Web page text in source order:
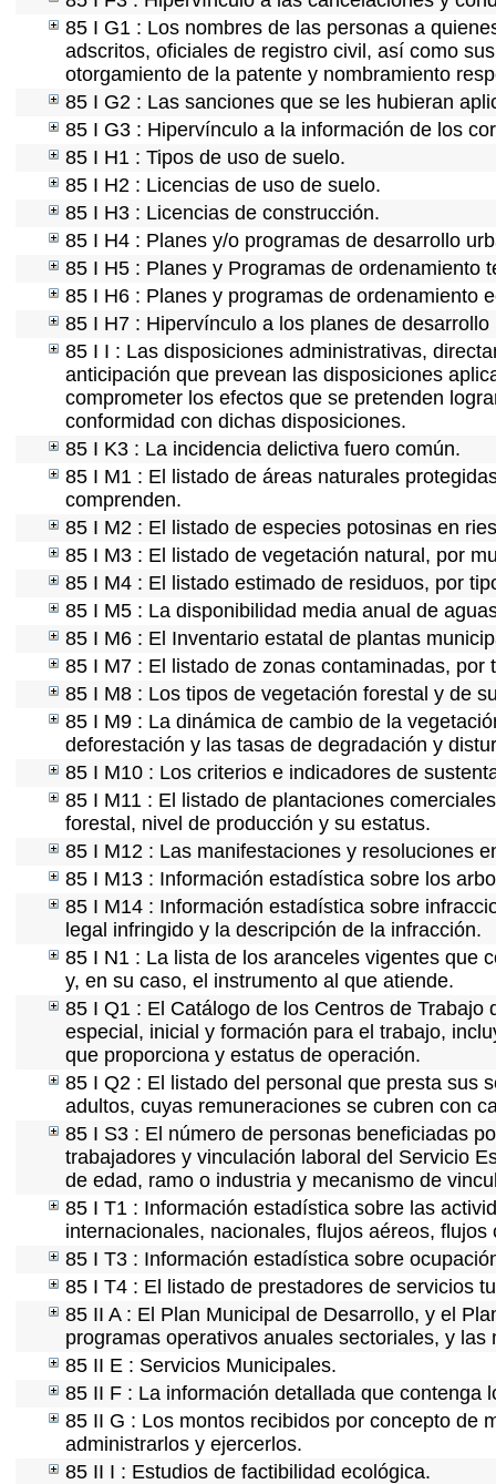
85 I G1 : Los nombres de las personas a
adscritos, oficiales de registro civil, así como
otorgamiento de la patente y nombramiento
85 I G2 : Las sanciones que se les hubieran
85 I G3 : Hipervínculo a la información de los
85 I H1 : Tipos de uso de suelo.
85 I H2 : Licencias de uso de suelo.
85 I H3 : Licencias de construcción.
85 I H4 : Planes y/o programas de desarrollo
85 I H5 : Planes y Programas de ordenamiento
85 I H6 : Planes y programas de ordenamiento
85 I H7 : Hipervínculo a los planes de desarrollo
85 I I : Las disposiciones administrativas,
anticipación que prevean las disposiciones
comprometer los efectos que se pretenden
conformidad con dichas disposiciones.
85 I K3 : La incidencia delictiva fuero común.
85 I M1 : El listado de áreas naturales
comprenden.
85 I M2 : El listado de especies potosinas en
85 I M3 : El listado de vegetación natural, por
85 I M4 : El listado estimado de residuos, por
85 I M5 : La disponibilidad media anual de
85 I M6 : El Inventario estatal de plantas
85 I M7 : El listado de zonas contaminadas,
85 I M8 : Los tipos de vegetación forestal y de
85 I M9 : La dinámica de cambio de la
deforestación y las tasas de degradación y
85 I M10 : Los criterios e indicadores de
85 I M11 : El listado de plantaciones
forestal, nivel de producción y su estatus.
85 I M12 : Las manifestaciones y resoluciones
85 I M13 : Información estadística sobre los
85 I M14 : Información estadística sobre
legal infringido y la descripción de la infracción.
85 I N1 : La lista de los aranceles vigentes que
y, en su caso, el instrumento al que atiende.
85 I Q1 : El Catálogo de los Centros de
especial, inicial y formación para el trabajo,
que proporciona y estatus de operación.
85 I Q2 : El listado del personal que presta sus
adultos, cuyas remuneraciones se cubren con
85 I S3 : El número de personas beneficiadas
trabajadores y vinculación laboral del Servicio
de edad, ramo o industria y mecanismo de
85 I T1 : Información estadística sobre las
internacionales, nacionales, flujos aéreos, flujos
85 I T3 : Información estadística sobre
85 I T4 : El listado de prestadores de servicios
85 II A : El Plan Municipal de Desarrollo, y el
programas operativos anuales sectoriales, y
85 II E : Servicios Municipales.
85 II F : La información detallada que contenga
85 II G : Los montos recibidos por concepto de
administrarlos y ejercerlos.
85 II I : Estudios de factibilidad ecológica.